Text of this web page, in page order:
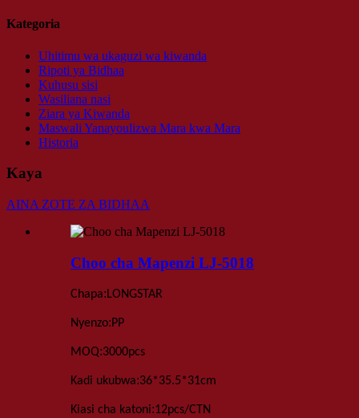
Kategoria
Uhitimu wa ukaguzi wa kiwanda
Ripoti ya Bidhaa
Kuhusu sisi
Wasiliana nasi
Ziara ya Kiwanda
Maswali Yanayoulizwa Mara kwa Mara
Historia
Kaya
AINA ZOTE ZA BIDHAA
Choo cha Mapenzi LJ-5018
Chapa:LONGSTAR
Nyenzo:PP
MOQ:3000pcs
Kadi ukubwa:36*35.5*31cm
Kiasi cha katoni:12pcs/CTN